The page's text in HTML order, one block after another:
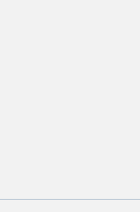
a.s. použije
som uviedol, aby
informoval o
na vyššie uvedené
s účinnosťou do
pracovníka OVB